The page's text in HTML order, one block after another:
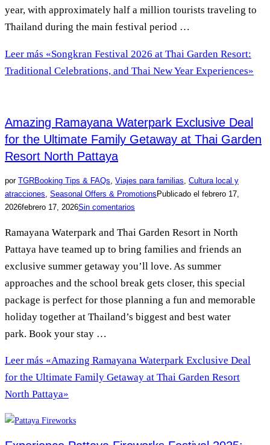
year, with approximately half a million tourists traveling to
Thailand during the main festival period …
Leer más «Songkran Festival 2026 at Thai Garden Resort:
Traditional Celebrations, and Thai New Year Experiences»
Amazing Ramayana Waterpark Exclusive Deal
for the Ultimate Family Getaway at Thai Garden
Resort North Pattaya
por TGRBooking Tips & FAQs, Viajes para familias, Cultura local y
atracciones, Seasonal Offers & Promotions Publicado el febrero 17,
2026febrero 17, 2026Sin comentarios
Ramayana Waterpark and Thai Garden Resort in North
Pattaya have teamed up to bring families and friends an
exclusive summer getaway you’ll love. As summer
approaches and the school break gets closer, this special
package is perfect for those planning a fun and memorable
holiday together at Thailand’s biggest and best water
park. Book your stay …
Leer más «Amazing Ramayana Waterpark Exclusive Deal
for the Ultimate Family Getaway at Thai Garden Resort
North Pattaya»